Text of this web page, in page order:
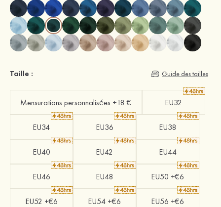
Taille : Guide des tailles
Mensurations personnalisées +18 € EU32
EU34 EU36 EU38
EU40 EU42 EU44
EU46 EU48 EU50 +€6
EU52 +€6 EU54 +€6 EU56 +€6